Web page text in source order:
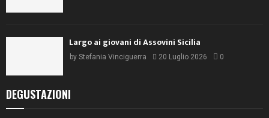
Largo ai giovani di Assovini Sicilia
by Stefania Vinciguerra 20 Luglio 2026 0
DEGUSTAZIONI